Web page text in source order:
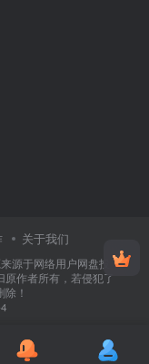
关于我们
源于网络用户网盘投
作者所有，若侵犯了
！